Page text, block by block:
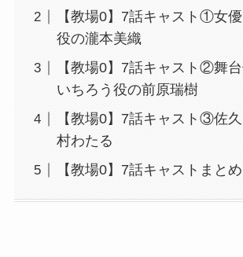
【教場0】7話キャスト①女
役の瀧本美織
【教場0】7話キャスト②舞
いちろう役の前原瑞樹
【教場0】7話キャスト③佐
村わたる
【教場0】7話キャストまとめ